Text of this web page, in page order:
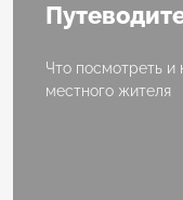
Что посмотреть и
местного жителя